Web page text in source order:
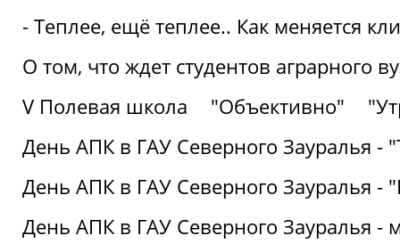
- Теплее, ещё теплее.. Как меняется
О том, что ждет студентов аграрного
V Полевая школа
"Объективно"
День АПК в ГАУ Северного Зауралья -
День АПК в ГАУ Северного Зауралья -
День АПК в ГАУ Северного Зауралья -